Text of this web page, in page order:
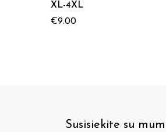
XL-4XL
€9.00
Susisiekite su